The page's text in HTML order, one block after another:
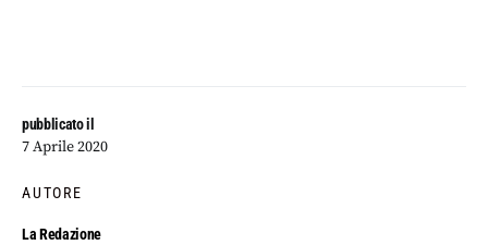
pubblicato il
7 Aprile 2020
AUTORE
La Redazione